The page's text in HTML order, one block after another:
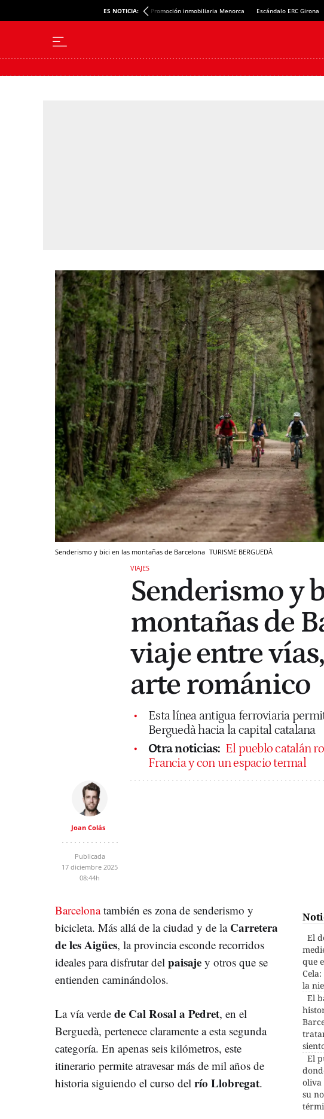
ES NOTICIA: Promoción inmobiliaria Menorca Escándalo ERC Girona
Senderismo y bici en las montañas de Barcelona TURISME BERGUEDÀ
VIAJES
Senderismo y
montañas de
viaje entre
arte románico
Esta línea antigua ferroviaria
Berguedà hacia la capital catalana
Otra noticias: El pueblo catalán
Francia y con un espacio termal
Joan Colás
Publicada
17 diciembre 2025
08:44h
El
que
la
El
El
oliva
su
Barcelonatambién es zona de senderismo y
bicicleta. Más allá de la ciudad y de la Carretera
de les Aigües, la provincia esconde recorridos
ideales para disfrutar del paisaje y otros que se
entienden caminándolos.
La vía verde de Cal Rosal a Pedret, en el
Berguedà, pertenece claramente a esta segunda
categoría. En apenas seis kilómetros, este
itinerario permite atravesar más de mil años de
historia siguiendo el curso del río Llobregat.